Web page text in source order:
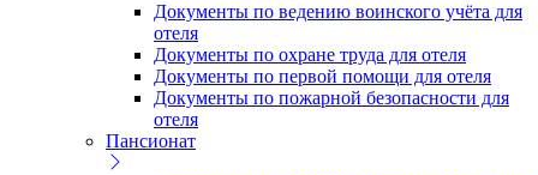
Документы по ведению воинского учёта для
отеля
Документы по охране труда для отеля
Документы по первой помощи для отеля
Документы по пожарной безопасности для
отеля
Пансионат